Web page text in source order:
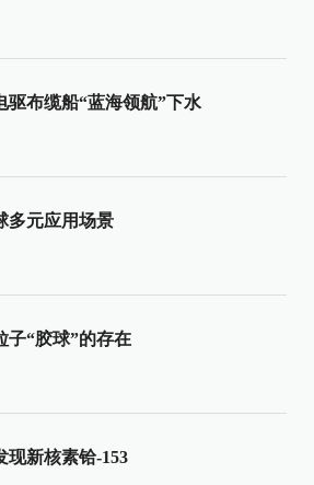
驱布缆船“蓝海领航”下水
多元应用场景
子“胶球”的存在
现新核素铪-153